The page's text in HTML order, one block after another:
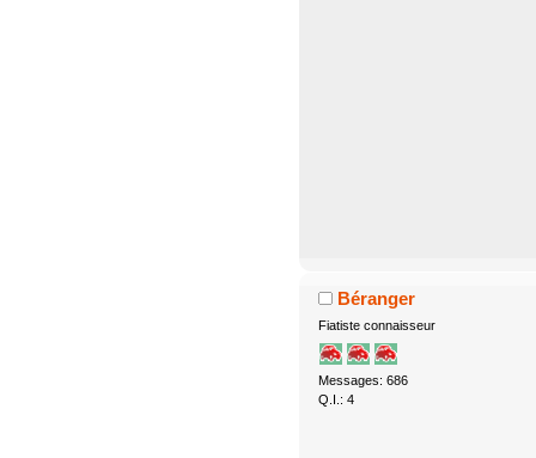
Béranger
Fiatiste connaisseur
Messages: 686
Q.I.: 4